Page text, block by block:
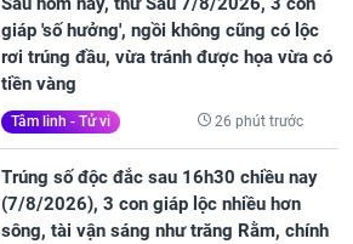
giáp 'số hưởng', ngồi không cũng có lộc
rơi trúng đầu, vừa tránh được họa vừa có
tiền vàng
Tâm linh - Tử vi 26 phút trước
Trúng số độc đắc sau 16h30 chiều nay
(7/8/2026), 3 con giáp lộc nhiều hơn
sông, tài vận sáng như trăng Rằm, chính